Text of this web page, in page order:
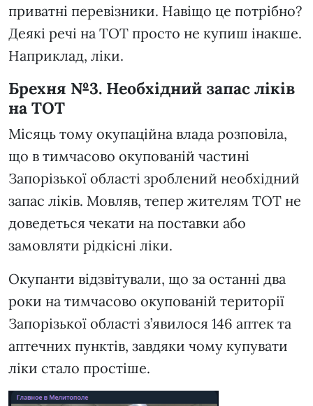
приватні перевізники. Навіщо це потрібно?
Деякі речі на ТОТ просто не купиш інакше.
Наприклад, ліки.
Брехня №3. Необхідний запас ліків
на ТОТ
Місяць тому окупаційна влада розповіла,
що в тимчасово окупованій частині
Запорізької області зроблений необхідний
запас ліків. Мовляв, тепер жителям ТОТ не
доведеться чекати на поставки або
замовляти рідкісні ліки.
Окупанти відзвітували, що за останні два
роки на тимчасово окупованій території
Запорізької області з’явилося 146 аптек та
аптечних пунктів, завдяки чому купувати
ліки стало простіше.